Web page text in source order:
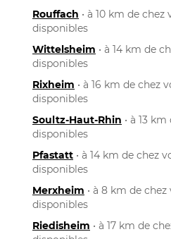
Rouffach • à 10 km de
disponibles
Wittelsheim • à 14 km de
disponibles
Rixheim • à 16 km de chez
disponibles
Soultz-Haut-Rhin • à 13
disponibles
Pfastatt • à 14 km de chez
disponibles
Merxheim • à 8 km de
disponibles
Riedisheim • à 17 km de